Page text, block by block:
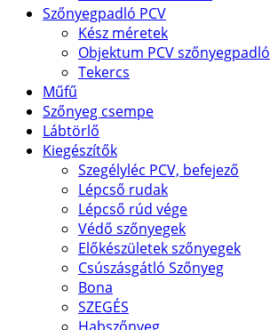
Szőnyegpadló PCV
Kész méretek
Objektum PCV szőnyegpadló
Tekercs
Műfű
Szőnyeg csempe
Lábtörlő
Kiegészítők
Szegélyléc PCV, befejező
Lépcső rudak
Lépcső rúd vége
Védő szőnyegek
Előkészületek szőnyegek
Csúszásgátló Szőnyeg
Bona
SZEGÉS